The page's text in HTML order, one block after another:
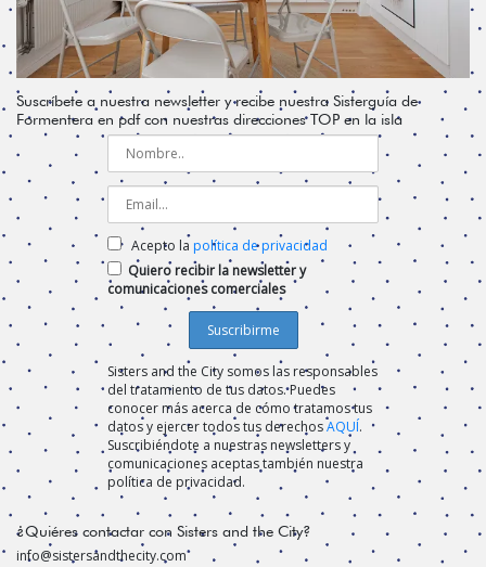
Suscríbete a nuestra newsletter y recibe nuestra Sisterguía de
Formentera en pdf con nuestras direcciones TOP en la isla
Acepto la política de privacidad
Quiero recibir la newsletter y
comunicaciones comerciales
Sisters and the City somos las responsables
del tratamiento de tus datos. Puedes
conocer más acerca de cómo tratamos tus
datos y ejercer todos tus derechosAQUÍ.
Suscribiéndote a nuestras newsletters y
comunicaciones aceptas también nuestra
política de privacidad.
¿Quiéres contactar con Sisters and the City?
info@sistersandthecity.com